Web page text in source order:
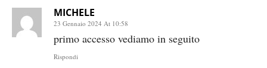
MICHELE
23 Gennaio 2024 At 10:58
primo accesso vediamo in seguito
Rispondi